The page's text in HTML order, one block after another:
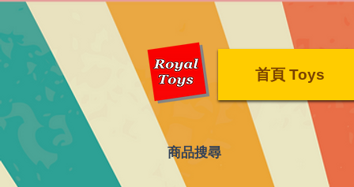
首頁 Toys
​商品搜尋